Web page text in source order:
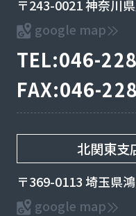
〒243-0021 神奈川
google map
TEL:046-
FAX:046-
北関東支
〒369-0113 埼玉県
google map